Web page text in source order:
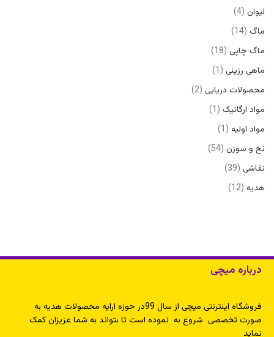
لیوان 4
ماگ 14
ماگ چاپی 18
ماهی رزینی 1
محصولات دریایی 2
مواد ارگانیک 1
مواد اولیه 1
نخ و سوزن 54
نقاشی 39
هدیه 12
درباره میچی
فروشگاه اینترنتی میچی از سال 99در حوزه ارایه محصولات هدیه به
صورت تخصصی شروع به نموده است تا بتواند به شما عزیزان کمک
نماید